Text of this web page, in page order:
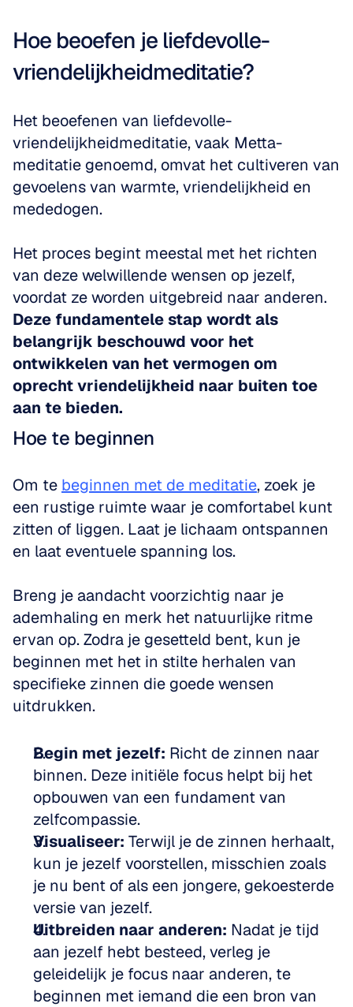
Hoe beoefen je liefdevolle-
vriendelijkheidmeditatie?
Het beoefenen van liefdevolle-
vriendelijkheidmeditatie, vaak Metta-
meditatie genoemd, omvat het cultiveren van
gevoelens van warmte, vriendelijkheid en
mededogen.
Het proces begint meestal met het richten
van deze welwillende wensen op jezelf,
Deze fundamentele stap wordt als
belangrijk beschouwd voor het
ontwikkelen van het vermogen om
oprecht vriendelijkheid naar buiten toe
aan te bieden.
Hoe te beginnen
Om te beginnen met de meditatie, zoek je
een rustige ruimte waar je comfortabel kunt
zitten of liggen. Laat je lichaam ontspannen
en laat eventuele spanning los.
Breng je aandacht voorzichtig naar je
ademhaling en merk het natuurlijke ritme
ervan op. Zodra je gesetteld bent, kun je
beginnen met het in stilte herhalen van
specifieke zinnen die goede wensen
uitdrukken.
Begin met jezelf: Richt de zinnen naar
binnen. Deze initiële focus helpt bij het
opbouwen van een fundament van
zelfcompassie.
Visualiseer: Terwijl je de zinnen herhaalt,
kun je jezelf voorstellen, misschien zoals
je nu bent of als een jongere, gekoesterde
versie van jezelf.
Uitbreiden naar anderen: Nadat je tijd
aan jezelf hebt besteed, verleg je
geleidelijk je focus naar anderen, te
beginnen met iemand die een bron van